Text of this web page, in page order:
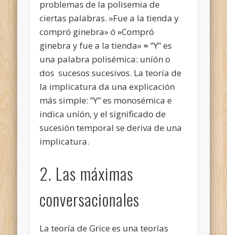
problemas de la polisemia de
ciertas palabras. »Fue a la tienda y
compró ginebra» ó »Compró
ginebra y fue a la tienda» =‘’Y’’ es
una palabra polisémica: uníón o
dos sucesos sucesivos. La teoría de
la implicatura da una explicación
más simple: ‘’Y’’ es monosémica e
indica uníón, y el significado de
sucesión temporal se deriva de una
implicatura.
2. Las máximas
conversacionales
La teoría de Grice es una teorías